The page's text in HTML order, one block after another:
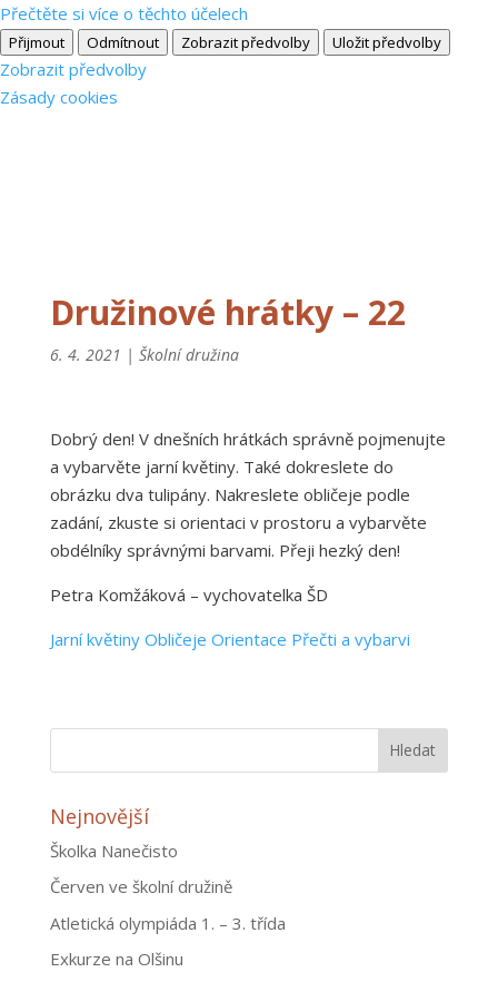
Přečtěte si více o těchto účelech
Přijmout Odmítnout Zobrazit předvolby Uložit předvolby
Zobrazit předvolby
Zásady cookies
Družinové hrátky – 22
6. 4. 2021 | Školní družina
Dobrý den! V dnešních hrátkách správně pojmenujte
a vybarvěte jarní květiny. Také dokreslete do
obrázku dva tulipány. Nakreslete obličeje podle
zadání, zkuste si orientaci v prostoru a vybarvěte
obdélníky správnými barvami. Přeji hezký den!
Petra Komžáková – vychovatelka ŠD
Jarní květiny Obličeje Orientace Přečti a vybarvi
Nejnovější
Školka Nanečisto
Červen ve školní družině
Atletická olympiáda 1. – 3. třída
Exkurze na Olšinu